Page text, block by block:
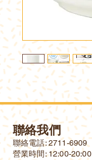
聯絡我們
​聯絡電話: 2711-6909
營業時間: 12:00-20:00